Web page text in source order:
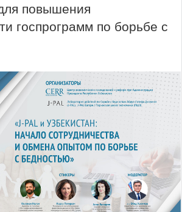
повышения
госпрограмм по борьбе с